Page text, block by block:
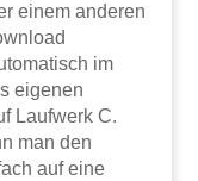
einem anderen
im
eigenen
Laufwerk C.
man den
auf eine